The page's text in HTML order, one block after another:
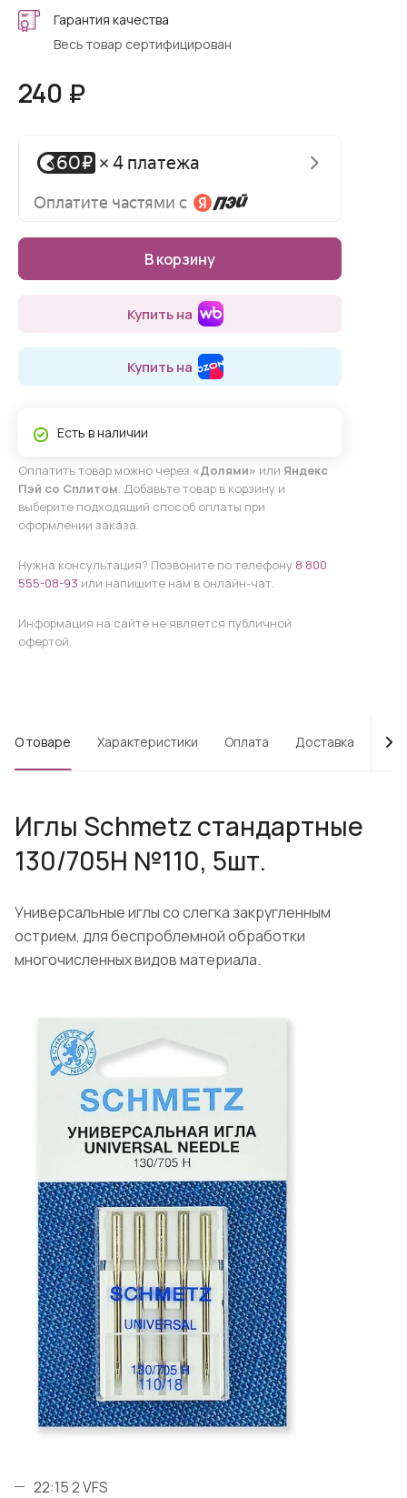
Гарантия качества
Весь товар сертифицирован
240 ₽
В корзину
Купить на
Купить на
Есть в наличии
Оплатить товар можно через «Долями» или Яндекс
Пэй со Сплитом. Добавьте товар в корзину и
выберите подходящий способ оплаты при
оформлении заказа.
Нужна консультация? Позвоните по телефону 8 800
555-08-93 или напишите нам в онлайн-чат.
Информация на сайте не является публичной
офертой.
О товаре Характеристики Оплата Доставка
Иглы Schmetz стандартные
130/705H №110, 5шт.
Универсальные иглы со слегка закругленным
острием, для беспроблемной обработки
многочисленных видов материала.
22:15 2 VFS